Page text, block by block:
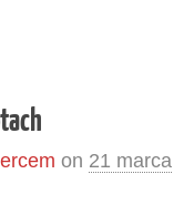
on 21 marca